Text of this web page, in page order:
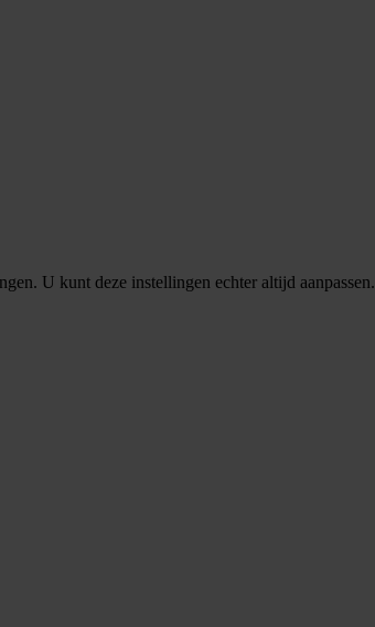
U kunt deze instellingen echter altijd aanpassen.